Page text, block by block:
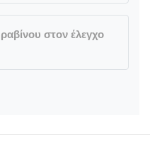
στον έλεγχο